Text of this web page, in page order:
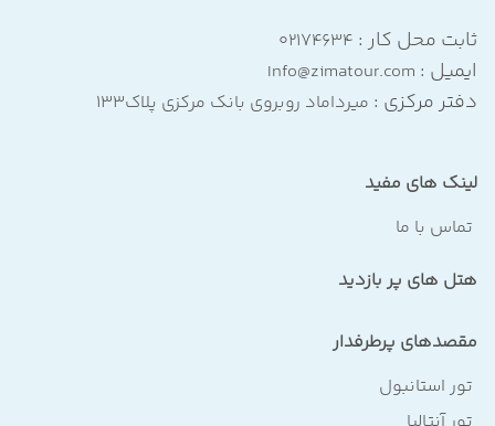
ثابت محل کار : ۰۲۱۷۴۶۳۴
ایمیل : Info@zimatour.com
دفتر مرکزی : میرداماد روبروی بانک مرکزی پلاک۱۳۳
لینک های مفید
تماس با ما
هتل های پر بازدید
مقصدهای پرطرفدار
تور استانبول